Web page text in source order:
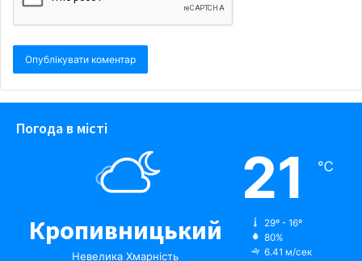
Погода в місті
Кропивницький
Невелика Хмарність
21 ℃
29º - 16º
80%
6.41 м/сек